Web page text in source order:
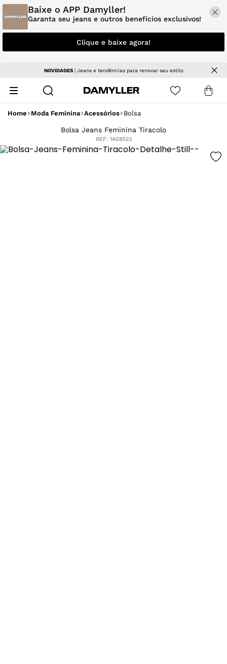
Baixe o APP Damyller!
Garanta seu jeans e outros benefícios exclusivos!
Clique e baixe agora!
NOVIDADES| Jeans e tendências para renovar seu estilo
Home Moda Feminina Acessórios Bolsa
Bolsa Jeans Feminina Tiracolo
REF: 1A08523